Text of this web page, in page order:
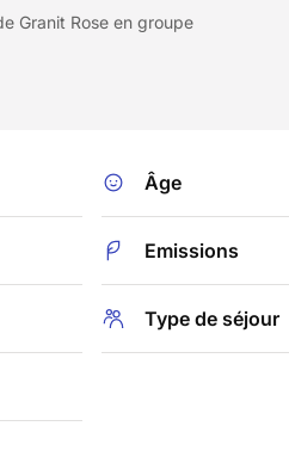
Granit Rose en groupe
Âge
Emissions
Type de séjour